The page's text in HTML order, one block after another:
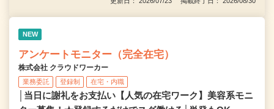
NEW
アンケートモニター（完全在宅）
株式会社 クラウドワーカー
業務委託 登録制 在宅・内職
│当日に謝礼をお支払い【人気の在宅ワーク】美容系モニ